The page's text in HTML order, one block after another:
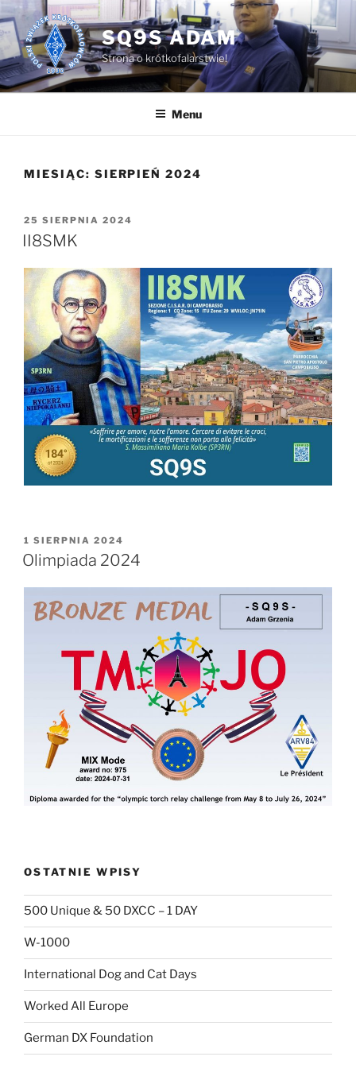
Przejdź
do
treści
SQ9S ADAM
Strona o krótkofalarstwie!
Menu
MIESIĄC: SIERPIEŃ 2024
OPUBLIKOWANE
W
25 SIERPNIA 2024
II8SMK
OPUBLIKOWANE
W
1 SIERPNIA 2024
Olimpiada 2024
OSTATNIE WPISY
500 Unique & 50 DXCC – 1 DAY
W-1000
International Dog and Cat Days
Worked All Europe
German DX Foundation